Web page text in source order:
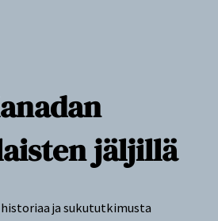
jäljillä
ja sukututkimusta